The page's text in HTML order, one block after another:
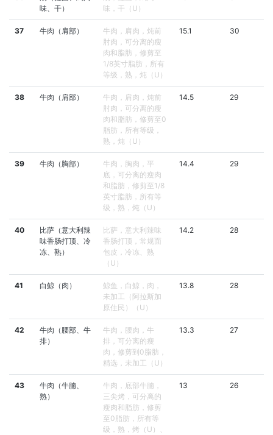
味、干）
味，干（U）
37 牛肉（肩部）
牛肉，肩肉，炖前
肘肉，可分离的瘦
肉和脂肪，修剪至
1/8英寸脂肪，所有
等级，熟，炖（U）
15.1 30
38 牛肉（肩部）
牛肉，肩肉，炖前
肘肉，可分离的瘦
肉和脂肪，修剪至0
脂肪，所有等级，
熟，炖（U）
14.5 29
39 牛肉（胸部）
牛肉，胸肉，平
底，可分离的瘦肉
和脂肪，修剪至1/8
英寸脂肪，所有等
级，熟，炖（U）
14.4 29
40
比萨（意大利辣
味香肠打顶、冷
冻、熟）
比萨，意大利辣味
香肠打顶，常规面
包皮，冷冻、熟
（U）
14.2 28
41 白鲸（肉）
鲸鱼，白鲸，肉，
未加工（阿拉斯加
原住民）（U）
13.8 28
42
牛肉（腰部、牛
排）
牛肉，腰肉，牛
排，可分离的瘦
肉，修剪到0脂肪，
精选，未加工（U）
13.3 27
43
牛肉（牛腩、
熟）
牛肉，底部牛腩，
三尖烤，可分离的
瘦肉和脂肪，修剪
至0脂肪，所有等
级，熟，烤（U）、
13 26